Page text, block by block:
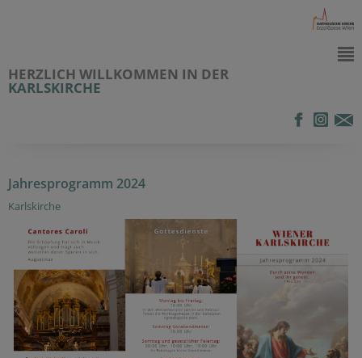
HERZLICH WILLKOMMEN IN DER
KARLSKIRCHE
Jahresprogramm 2024
Karlskirche